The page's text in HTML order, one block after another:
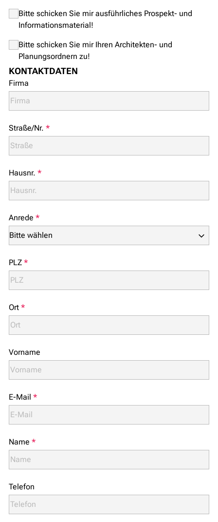
Bitte schicken Sie mir ausführliches Prospekt- und
Informationsmaterial!
Bitte schicken Sie mir Ihren Architekten- und
Planungsordnern zu!
KONTAKTDATEN
Firma
Straße/Nr. *
Hausnr. *
Anrede *
PLZ *
Ort *
Vorname
E-Mail *
Name *
Telefon